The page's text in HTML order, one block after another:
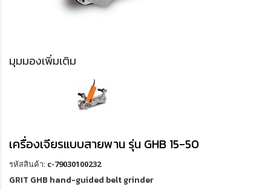
มุมมองเพิ่มเติม
เครื่องเจียรแบบสายพาน รุ่น GHB 15-50
รหัสสินค้า: c-79030100232
GRIT GHB hand-guided belt grinder